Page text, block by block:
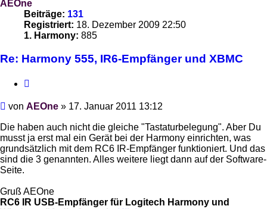
AEOne
Beiträge: 131
Registriert: 18. Dezember 2009 22:50
1. Harmony: 885
Re: Harmony 555, IR6-Empfänger und XBMC
Beitrag
von AEOne » 17. Januar 2011 13:12
Die haben auch nicht die gleiche "Tastaturbelegung". Aber Du
musst ja erst mal ein Gerät bei der Harmony einrichten, was
grundsätzlich mit dem RC6 IR-Empfänger funktioniert. Und das
sind die 3 genannten. Alles weitere liegt dann auf der Software-
Seite.
Gruß AEOne
RC6 IR USB-Empfänger für Logitech Harmony und